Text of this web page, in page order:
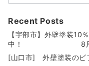
Recent Posts
【宇部市】外壁塗装10
中！ 8月末まで
[山口市] 外壁塗装のビ